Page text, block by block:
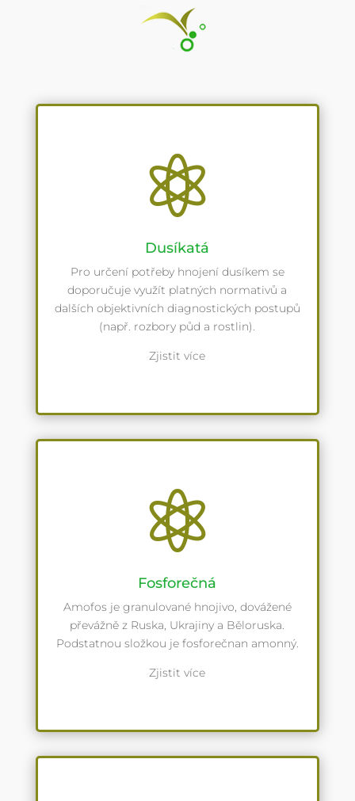

Dusíkatá
Pro určení potřeby hnojení dusíkem se
doporučuje využít platných normativů a
dalších objektivních diagnostických postupů
(např. rozbory půd a rostlin).
Zjistit více

Fosforečná
Amofos je granulované hnojivo, dovážené
převážně z Ruska, Ukrajiny a Běloruska.
Podstatnou složkou je fosforečnan amonný.
Zjistit více